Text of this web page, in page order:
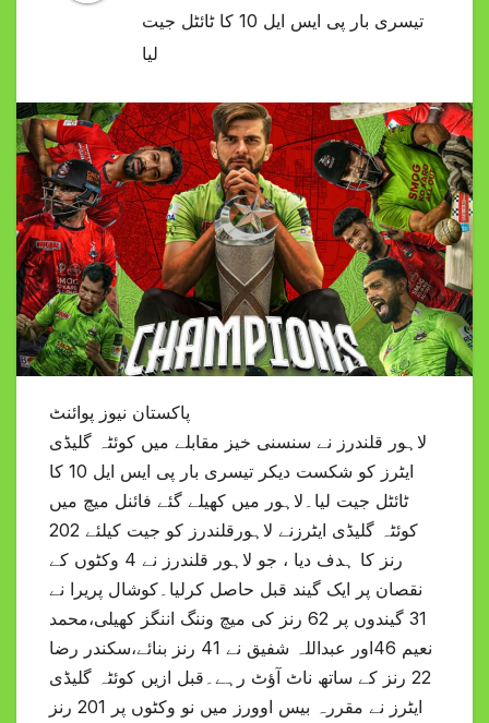
تیسری بار پی ایس ایل 10 کا ٹائٹل جیت
لیا
پاکستان نیوز پوائنٹ
لاہور قلندرز نے سنسنی خیز مقابلے میں کوئٹہ گلیڈی
ایٹرز کو شکست دیکر تیسری بار پی ایس ایل 10 کا
ٹائٹل جیت لیا۔لاہور میں کھیلے گئے فائنل میچ میں
کوئٹہ گلیڈی ایٹرزنے لاہورقلندرز کو جیت کیلئے 202
رنز کا ہدف دیا ، جو لاہور قلندرز نے 4 وکٹوں کے
نقصان پر ایک گیند قبل حاصل کرلیا۔کوشال پریرا نے
31 گیندوں پر 62 رنز کی میچ وننگ اننگز کھیلی،محمد
نعیم 46اور عبداللہ شفیق نے 41 رنز بنائے،سکندر رضا
22 رنز کے ساتھ ناٹ آؤٹ رہے۔قبل ازیں کوئٹہ گلیڈی
ایٹرز نے مقررہ بیس اوورز میں نو وکٹوں پر 201 رنز